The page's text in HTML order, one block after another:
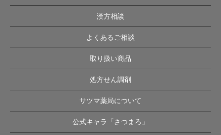
漢方相談
よくあるご相談
取り扱い商品
処方せん調剤
サツマ薬局について
公式キャラ「さつまろ」